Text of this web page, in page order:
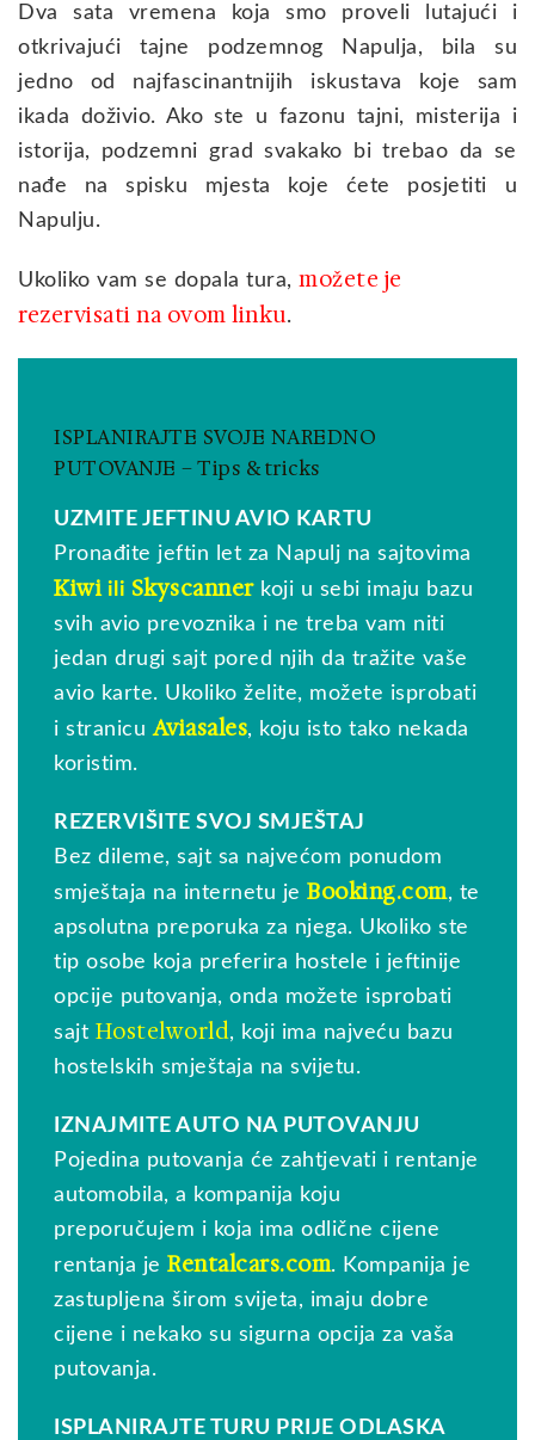
Dva sata vremena koja smo proveli lutajući i
otkrivajući tajne podzemnog Napulja, bila su
jedno od najfascinantnijih iskustava koje sam
ikada doživio. Ako ste u fazonu tajni, misterija i
istorija, podzemni grad svakako bi trebao da se
nađe na spisku mjesta koje ćete posjetiti u
Napulju.
Ukoliko vam se dopala tura, možete je
rezervisati na ovom linku.
ISPLANIRAJTE SVOJE NAREDNO
PUTOVANJE – Tips & tricks
UZMITE JEFTINU AVIO KARTU
Pronađite jeftin let za Napulj na sajtovima
Kiwi ili Skyscannerkoji u sebi imaju bazu
svih avio prevoznika i ne treba vam niti
jedan drugi sajt pored njih da tražite vaše
avio karte. Ukoliko želite, možete isprobati
i stranicuAviasales, koju isto tako nekada
koristim.
REZERVIŠITE SVOJ SMJEŠTAJ
Bez dileme, sajt sa najvećom ponudom
smještaja na internetu je Booking.com, te
apsolutna preporuka za njega. Ukoliko ste
tip osobe koja preferira hostele i jeftinije
opcije putovanja, onda možete isprobati
sajt Hostelworld, koji ima najveću bazu
hostelskih smještaja na svijetu.
IZNAJMITE AUTO NA PUTOVANJU
Pojedina putovanja će zahtjevati i rentanje
automobila, a kompanija koju
preporučujem i koja ima odlične cijene
rentanja je Rentalcars.com. Kompanija je
zastupljena širom svijeta, imaju dobre
cijene i nekako su sigurna opcija za vaša
putovanja.
ISPLANIRAJTE TURU PRIJE ODLASKA